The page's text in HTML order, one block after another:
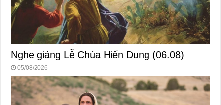
Nghe giảng Lễ Chúa Hiển Dung (06.08)
05/08/2026